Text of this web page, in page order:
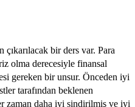
çıkarılacak bir ders var. Para
olma derecesiyle finansal
gereken bir unsur. Önceden iyi
tarafından beklenen
zaman daha iyi sindirilmiş ve iyi